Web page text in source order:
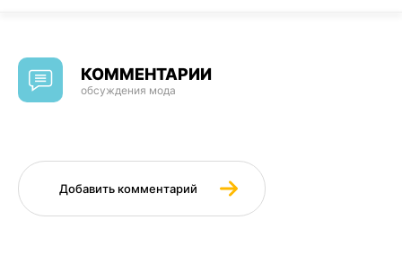
КОММЕНТАРИИ
обсуждения мода
Добавить комментарий